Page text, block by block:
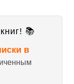
📚
в